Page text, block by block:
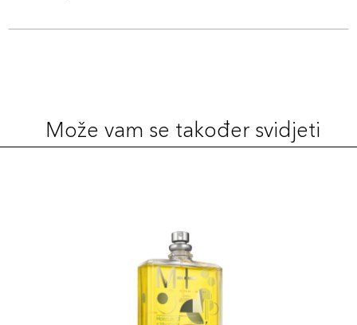
Može vam se također svidjeti